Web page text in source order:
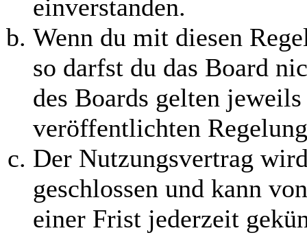
einverstanden.
Wenn du mit diesen
so darfst du das Board
des Boards gelten
veröffentlichten
Der Nutzungsvertrag
geschlossen und kann
einer Frist jederzeit